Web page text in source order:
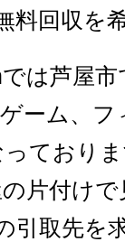
料回収を
は芦屋
ーム、
ておりま
の片付け
引取先を